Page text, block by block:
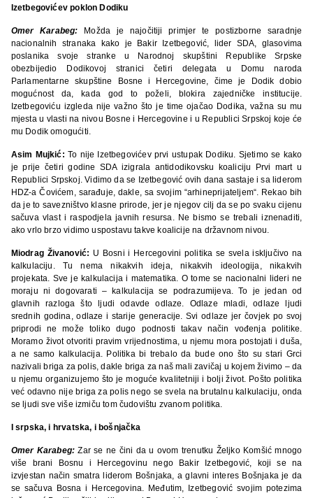
Izetbegovićev poklon Dodiku
Omer Karabeg:
Možda je najočitiji primjer te postizborne saradnje
nacionalnih stranaka kako je Bakir Izetbegović, lider SDA, glasovima
poslanika svoje stranke u Narodnoj skupštini Republike Srpske
obezbijedio Dodikovoj stranici četiri delegata u Domu naroda
Parlamentarne skupštine Bosne i Hercegovine, čime je Dodik dobio
mogućnost da, kada god to poželi, blokira zajedničke institucije.
Izetbegoviću izgleda nije važno što je time ojačao Dodika, važna su mu
mjesta u vlasti na nivou Bosne i Hercegovine i u Republici Srpskoj koje će
mu Dodik omogućiti.
Asim Mujkić: To nije Izetbegovićev prvi ustupak Dodiku. Sjetimo se kako
je prije četiri godine SDA izigrala antidodikovsku koaliciju Prvi mart u
Republici Srpskoj. Vidimo da se Izetbegović ovih dana sastaje i sa liderom
HDZ-a Čovićem, sarađuje, dakle, sa svojim “arhineprijateljem“. Rekao bih
da je to savezništvo klasne prirode, jer je njegov cilj da se po svaku cijenu
sačuva vlast i raspodjela javnih resursa. Ne bismo se trebali iznenaditi,
ako vrlo brzo vidimo uspostavu takve koalicije na državnom nivou.
Miodrag Živanović: U Bosni i Hercegovini politika se svela isključivo na
kalkulaciju. Tu nema nikakvih ideja, nikakvih ideologija, nikakvih
projekata. Sve je kalkulacija i matematika. O tome se nacionalni lideri ne
moraju ni dogovarati – kalkulacija se podrazumijeva. To je jedan od
glavnih razloga što ljudi odavde odlaze. Odlaze mladi, odlaze ljudi
srednih godina, odlaze i starije generacije. Svi odlaze jer čovjek po svoj
priprodi ne može toliko dugo podnosti takav način vođenja politike.
Moramo život otvoriti pravim vrijednostima, u njemu mora postojati i duša,
a ne samo kalkulacija. Politika bi trebalo da bude ono što su stari Grci
nazivali briga za polis, dakle briga za naš mali zavičaj u kojem živimo – da
u njemu organizujemo što je moguće kvalitetniji i bolji život. Pošto politika
već odavno nije briga za polis nego se svela na brutalnu kalkulaciju, onda
se ljudi sve više izmiču tom čudovištu zvanom politika.
I srpska, i hrvatska, i bošnjačka
Omer Karabeg:Zar se ne čini da u ovom trenutku Željko Komšić mnogo
više brani Bosnu i Hercegovinu nego Bakir Izetbegović, koji se na
izvjestan način smatra liderom Bošnjaka, a glavni interes Bošnjaka je da
se sačuva Bosna i Hercegovina. Međutim, Izetbegović svojim potezima